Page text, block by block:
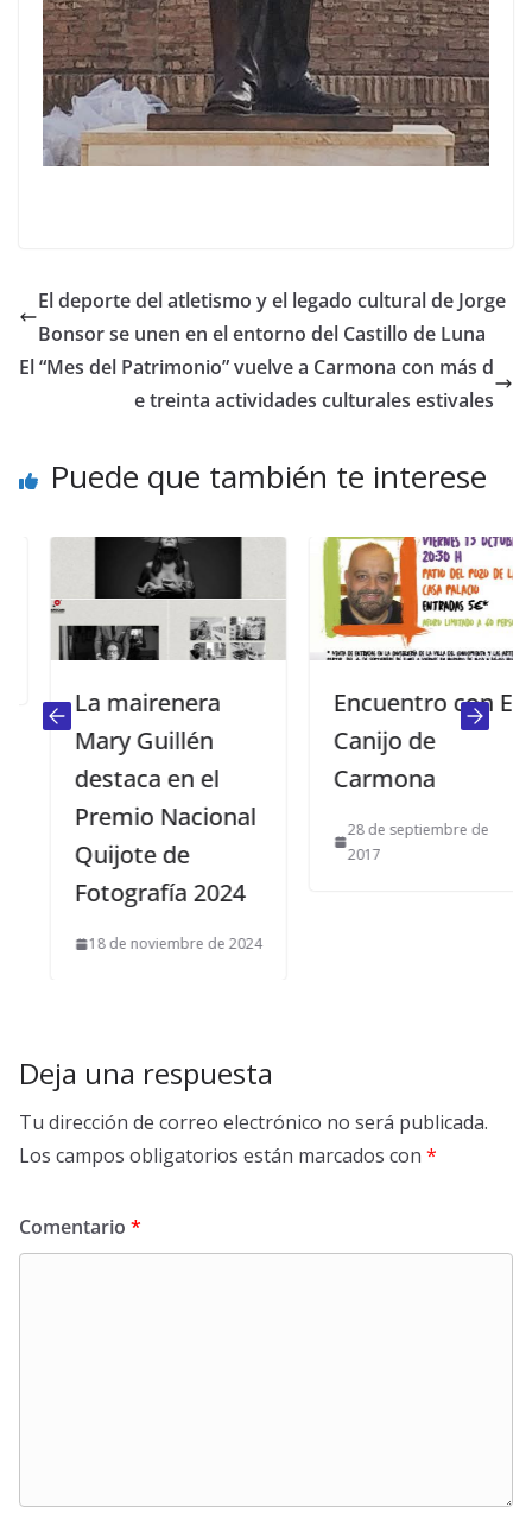
El deporte del atletismo y el legado cultural de Jorge
Bonsor se unen en el entorno del Castillo de Luna
El “Mes del Patrimonio” vuelve a Carmona con más d
e treinta actividades culturales estivales
Puede que también te interese
La mairenera
Mary Guillén
destaca en el
Premio Nacional
Quijote de
Fotografía 2024
18 de noviembre de 2024
Encuentro con El
Canijo de
Carmona
28 de septiembre de
2017
Deja una respuesta
Tu dirección de correo electrónico no será publicada.
Los campos obligatorios están marcados con *
Comentario *